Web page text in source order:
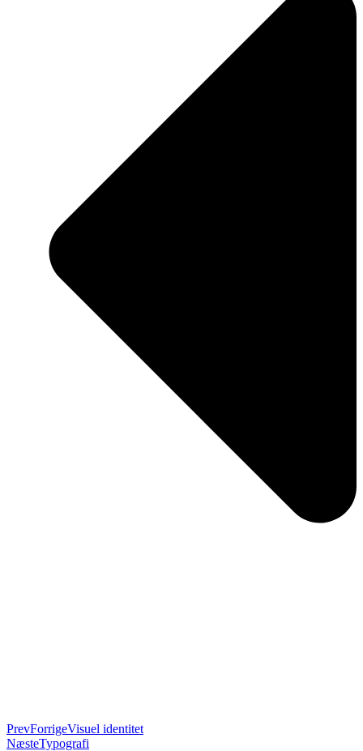
PrevForrigeVisuel identitet
NæsteTypografi